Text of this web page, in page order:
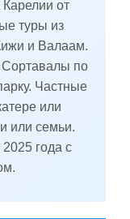
от
туры из
и Валаам.
по
Частные
или
или семьи.
года с